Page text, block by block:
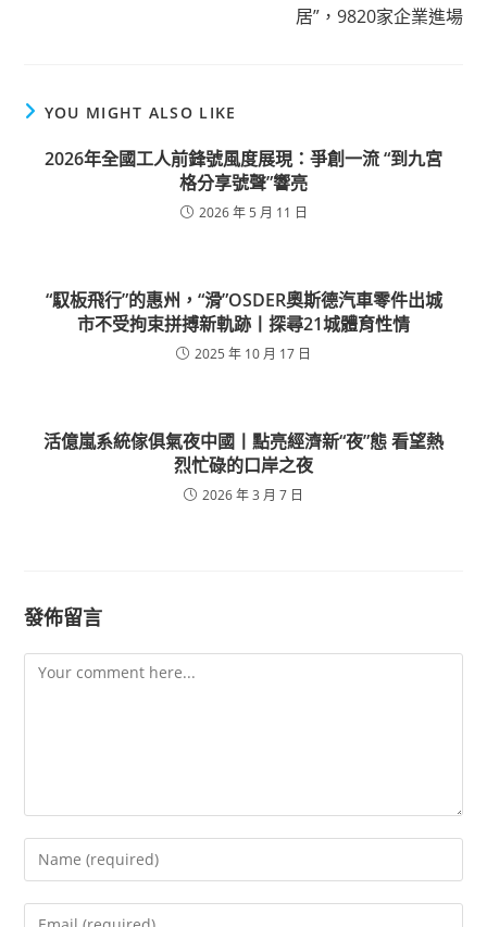
居”，9820家企業進場
YOU MIGHT ALSO LIKE
2026年全國工人前鋒號風度展現：爭創一流 “到九宮
格分享號聲”響亮
2026 年 5 月 11 日
“馭板飛行”的惠州，“滑”OSDER奧斯德汽車零件出城
市不受拘束拼搏新軌跡丨探尋21城體育性情
2025 年 10 月 17 日
活億嵐系統傢俱氣夜中國丨點亮經濟新“夜”態 看望熱
烈忙碌的口岸之夜
2026 年 3 月 7 日
發佈留言
Comment
Enter
your
name
Enter